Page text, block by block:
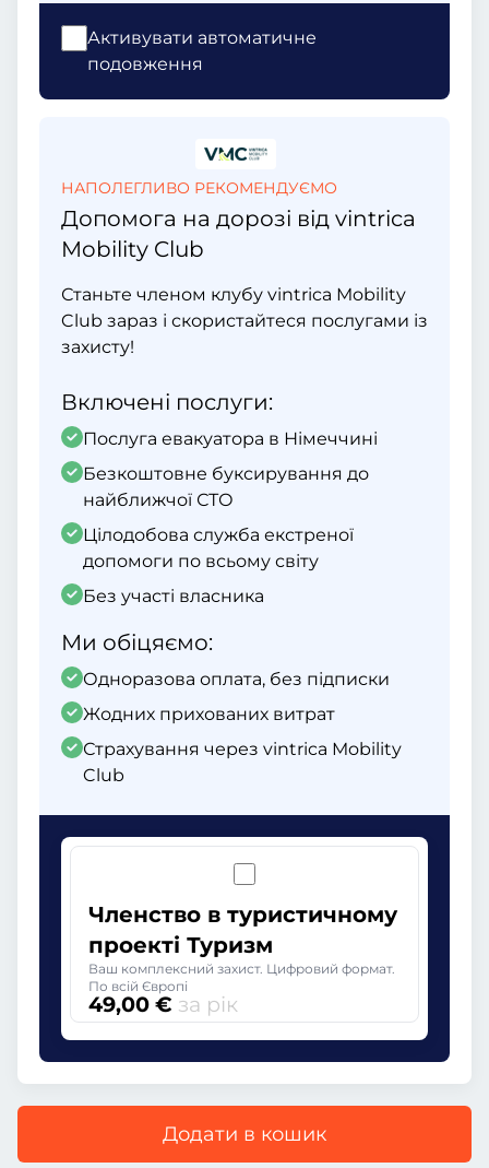
Активувати автоматичне
подовження
НАПОЛЕГЛИВО РЕКОМЕНДУЄМО
Допомога на дорозі від vintrica
Mobility Club
Станьте членом клубу vintrica Mobility
Club зараз і скористайтеся послугами із
захисту!
Включені послуги:
Послуга евакуатора в Німеччині
Безкоштовне буксирування до
найближчої СТО
Цілодобова служба екстреної
допомоги по всьому світу
Без участі власника
Ми обіцяємо:
Одноразова оплата, без підписки
Жодних прихованих витрат
Страхування через vintrica Mobility
Club
Членство в туристичному
проекті Туризм
Ваш комплексний захист. Цифровий формат.
По всій Європі
49,00 € за рік
Додати в кошик